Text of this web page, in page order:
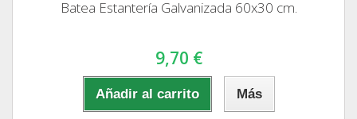
Batea Estantería Galvanizada 60x30 cm.
9,70 €
Añadir al carrito Más